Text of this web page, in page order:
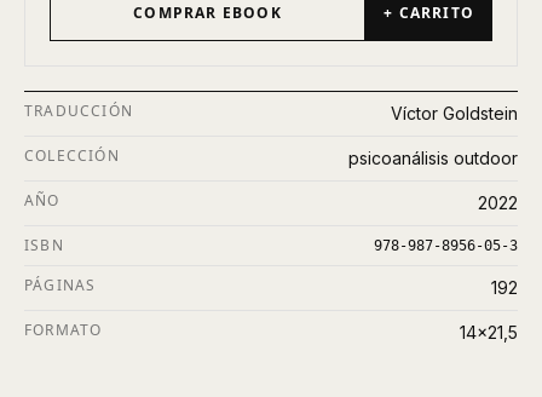
COMPRAR EBOOK + CARRITO
TRADUCCIÓN Víctor Goldstein
COLECCIÓN psicoanálisis outdoor
AÑO 2022
ISBN 978-987-8956-05-3
PÁGINAS 192
FORMATO 14x21,5